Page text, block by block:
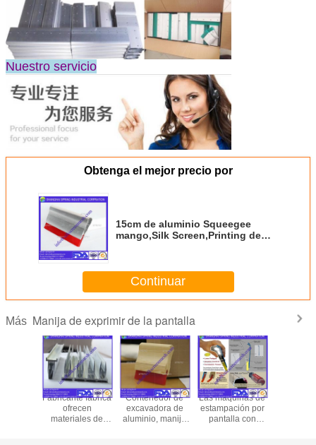
Nuestro servicio
Obtenga el mejor precio por
15cm de aluminio Squeegee
mango,Silk Screen,Printing de
squeegee mango de aluminio
Continuar
Más Manija de exprimir de la pantalla
Fabricante fábrica
ofrecen
materiales de
Contenedor de
excavadora de
aluminio, manija
Las máquinas de
estampación por
pantalla con